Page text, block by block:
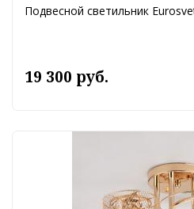
Подвесной светильник
19 300 руб.